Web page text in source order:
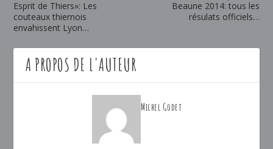
Esprit de Thiers»: Les
couteaux thiernois
envahissent Lyon…
Beaune 2014: tous les
résulats officiels…
A PROPOS DE L'AUTEUR
Michel Godet